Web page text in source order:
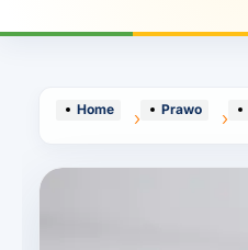
Home Prawo